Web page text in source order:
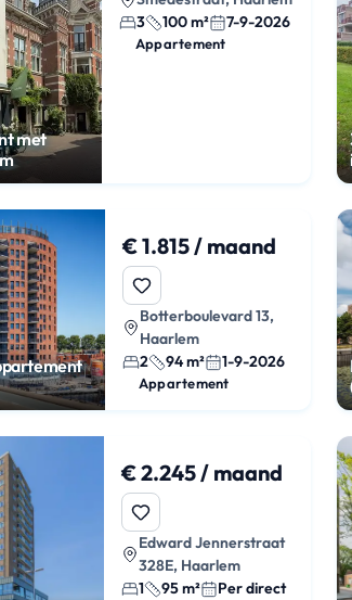
met
3
100 m² 7-9-2026
Appartement
€ 1.815 / maand
Botterboulevard 13,
Haarlem
2
94 m² 1-9-2026
Appartement
€ 2.245 / maand
Edward Jennerstraat
328E, Haarlem
1
95 m² Per direct